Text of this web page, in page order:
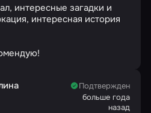
интересные загадки и
интересная история
Подтвержден
больше года
назад